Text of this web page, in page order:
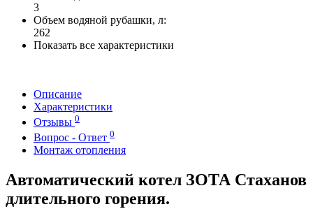
3
Объем водяной рубашки, л:
262
Показать все характеристики
Описание
Характеристики
Отзывы 0
Вопрос - Ответ 0
Монтаж отопления
Автоматический котел ЗОТА Стаханов
длительного горения.